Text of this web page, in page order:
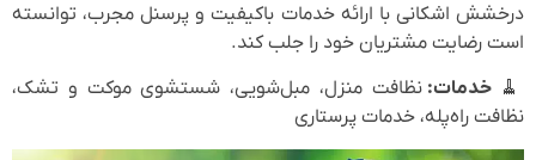
درخشش اشکانی با ارائه خدمات باکیفیت و پرسنل مجرب، توانسته
است رضایت مشتریان خود را جلب کند.
🧹خدمات: نظافت منزل، مبل‌شویی، شستشوی موکت و تشک،
نظافت راه‌پله، خدمات پرستاری